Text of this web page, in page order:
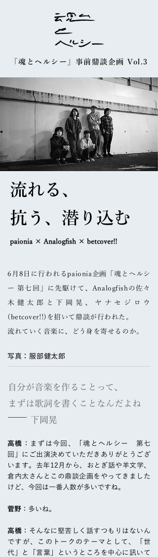
「魂とヘルシー」事前鼎談企画 Vol.3
流れる、
抗う、 潜り込む
paionia × Analogfish × betcover!!
6月8日に行われるpaionia企画「魂とヘルシ
ー 第七回」
に先駆けて、Analogfishの佐々
木健太郎と下岡晃、ヤナセジロウ
(betcover!!)を招いて鼎談が行われた。
流れていく音楽に、どう身を寄せるのか。
写真：服部健太郎
自分が音楽を作ることって、
まずは歌詞を書くことなんだよね
​ 下岡晃
高橋 ：まずは今回、「魂とヘルシー 第七
回」にご出演決めていただきありがとうござ
います。去年12月から、おとぎ話や羊文学、
倉内太さんとこの鼎談企画をやってきました
けど、今回は一番人数が多いですね。
菅野 ：多いね。
高橋 ：そんなに堅苦しく話すつもりはないん
ですが、このトークのテーマとして、「世
代」と「言葉」というところを中心に訊いて